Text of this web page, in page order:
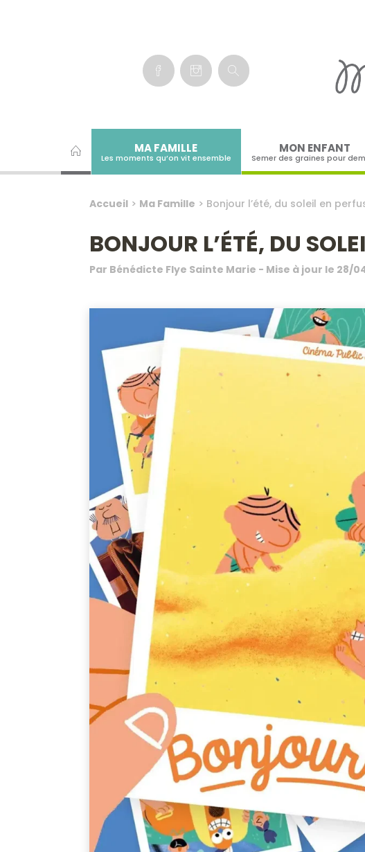
MA FAMILLE
Les moments qu’on vit ensemble
MON ENFANT
Semer des graines pour
Accueil> Ma Famille > Bonjour l’été, du soleil en
BONJOUR L’ÉTÉ, DU
Par Bénédicte Flye Sainte Marie - Mise à jour le 28/